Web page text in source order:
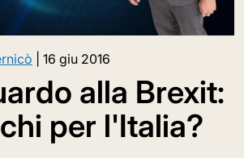
16 giu 2016
alla Brexit:
per l'Italia?